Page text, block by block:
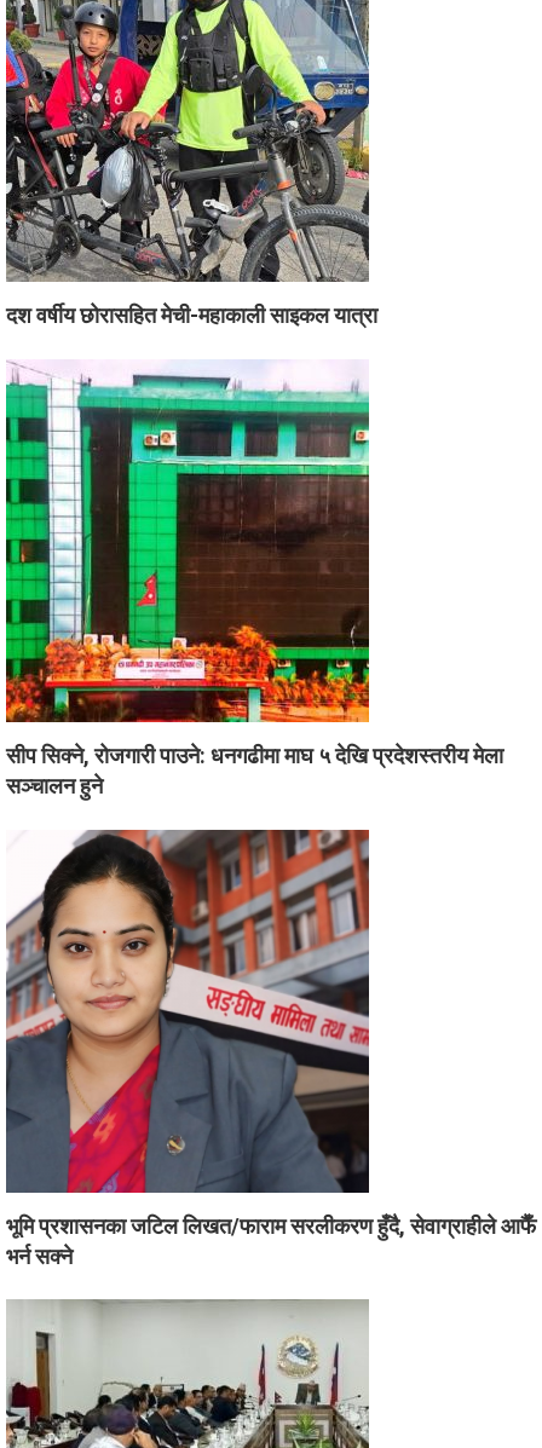
दश वर्षीय छोरासहित मेची-महाकाली साइकल यात्रा
सीप सिक्ने, रोजगारी पाउने: धनगढीमा माघ ५ देखि प्रदेशस्तरीय मेला
सञ्चालन हुने
भूमि प्रशासनका जटिल लिखत/फाराम सरलीकरण हुँदै, सेवाग्राहीले आफैँ
भर्न सक्ने